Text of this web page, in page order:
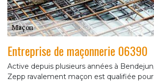
Entreprise de maçonnerie 06390
Active depuis plusieurs années à
Zepp ravalement maçon est qualifiée